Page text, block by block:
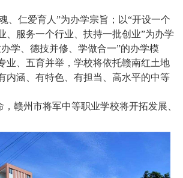
、仁爱育人”为办学宗旨；以“开设一个
、服务一个行业、扶持一批创业”为办学
学、德技并修、学做合一”的办学模
业、五育并举，学校将依托赣南红土地
内涵、有特色、有担当、高水平的中等
，赣州市将军中等职业学校将开拓发展、